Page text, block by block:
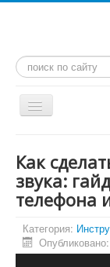
Искать...
Toggle
Navigation
LGA 2011-3
LGA 2011
Процессоры
Инструкции
Как
звука:
телефона
Категория: